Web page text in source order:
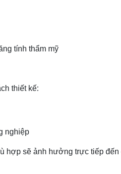
tính thẩm mỹ
thiết kế:
nghiệp
hợp sẽ ảnh hưởng trực tiếp